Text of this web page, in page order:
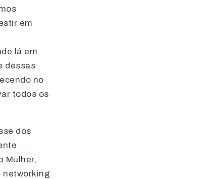
em
lá em
dessas
no
todos os
dos
Mulher,
networking